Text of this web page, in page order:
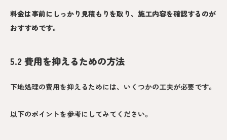
料金は事前にしっかり見積もりを取り、施工内容を確認するのが
おすすめです。
5.2 費用を抑えるための方法
下地処理の費用を抑えるためには、いくつかの工夫が必要です。
以下のポイントを参考にしてみてください。